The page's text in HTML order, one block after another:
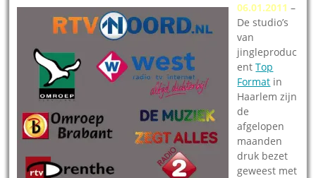
06.01.2011–
De studio’s
van
jingleproduc
entTop
Format in
Haarlem zijn
de
afgelopen
maanden
druk bezet
geweest met